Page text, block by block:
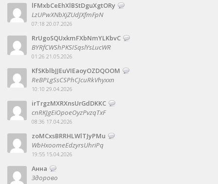
lFMxbCeEhXlBStDguXgtORy
LzUPwXNbXjZUdJXfmFpN
07:18 20.07.2026
RrUgoSQUxkmFXbNmYLKbvC
BYRfCWShPKSISqslYsLucWR
01:26 21.05.2026
KfSKblbJJEuVIEaoyOZDQOOM
ReBPLgSsCSPhCJcuRkVhyxxn
10:10 29.04.2026
irTrgzMXRXnsUrGdDKKC
cnRKJgEiOpoeOyzPvzqTxF
08:36 17.04.2026
zoMCxsBRRHLWlTJyPMu
WbHxoomeEdzyrsUhriPq
19:55 15.04.2026
Анна
Здорово